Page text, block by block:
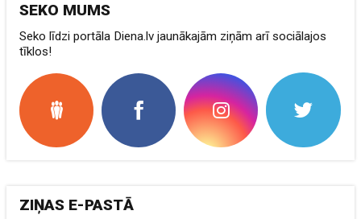
SEKO MUMS
Seko līdzi portāla Diena.lv jaunākajām ziņām arī sociālajos
tīklos!
ZIŅAS E-PASTĀ